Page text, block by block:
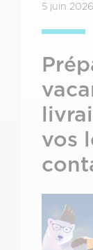
5 juin 2026
vos